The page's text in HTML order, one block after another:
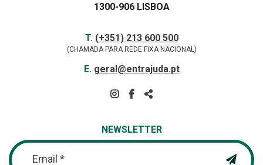
1300-906 LISBOA
T. (+351) 213 600 500
(CHAMADA PARA REDE FIXA NACIONAL)
E. geral@entrajuda.pt
REDE
NEWSLETTER
Email *